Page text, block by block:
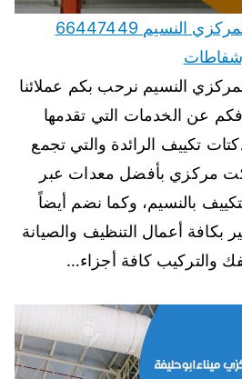
تنظيف دكت التكييف المركزي النسيم 66447449
النسيم نرحب بكم عملائنا
عن الخدمات التي تقدمها
تكييف الرائدة والتي تجمع
مركزي بأفضل معدات عبر
بالنسيم، وكما نضم أيضاً
بكافة أعمال التنظيف والصيانة
والتركيب كافة أجزاء…